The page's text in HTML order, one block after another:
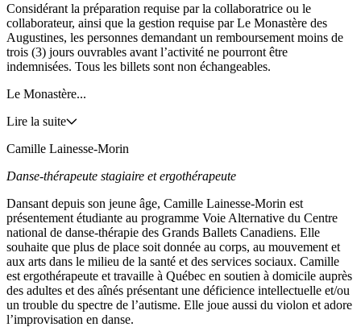
Considérant la préparation requise par la collaboratrice ou le
collaborateur, ainsi que la gestion requise par Le Monastère des
Augustines, les personnes demandant un remboursement moins de
trois (3) jours ouvrables avant l’activité ne pourront être
indemnisées. Tous les billets sont non échangeables.
Le Monastère...
Lire la suite
Camille Lainesse-Morin
Danse-thérapeute stagiaire et ergothérapeute
Dansant depuis son jeune âge, Camille Lainesse-Morin est
présentement étudiante au programme Voie Alternative du Centre
national de danse-thérapie des Grands Ballets Canadiens. Elle
souhaite que plus de place soit donnée au corps, au mouvement et
aux arts dans le milieu de la santé et des services sociaux. Camille
est ergothérapeute et travaille à Québec en soutien à domicile auprès
des adultes et des aînés présentant une déficience intellectuelle et/ou
un trouble du spectre de l’autisme. Elle joue aussi du violon et adore
l’improvisation en danse.